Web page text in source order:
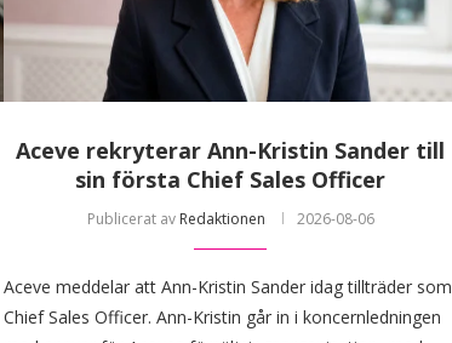
Aceve rekryterar Ann-Kristin Sander till
sin första Chief Sales Officer
Publicerat av Redaktionen 2026-08-06
Aceve meddelar att Ann-Kristin Sander idag tillträder som
Chief Sales Officer. Ann-Kristin går in i koncernledningen